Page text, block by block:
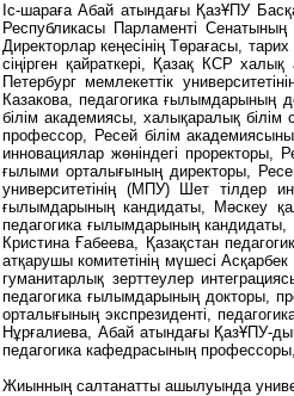
Іс-шараға Абай атындағы ҚазҰПУ
Республикасы Парламенті
Директорлар кеңесінің Төрағасы,
сіңірген қайраткері, Қазақ КСР
Петербург мемлекеттік
Казакова, педагогика ғылымдарының
білім академиясы, халықаралық
профессор, Ресей білім
инновациялар жөніндегі
ғылыми орталығының директоры,
университетінің (МПУ) Шет тілдер
ғылымдарының кандидаты, Мәскеу
педагогика ғылымдарының кандидаты,
Кристина Ғабеева, Қазақстан
атқарушы комитетінің мүшесі
гуманитарлық зерттеулер
педагогика ғылымдарының докторы,
орталығының экспрезиденті,
Нұрғалиева, Абай атындағы ҚазҰПУ-
педагогика кафедрасының
Жиынның салтанатты ашылуында